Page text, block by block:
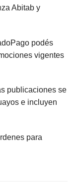
Abitab y
podés
vigentes
publicaciones se
e incluyen
para